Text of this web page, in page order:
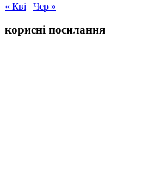
« Кві
Чер »
корисні посилання